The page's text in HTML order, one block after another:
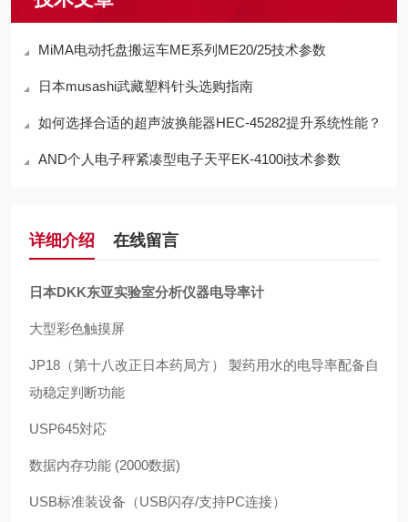
MiMA电动托盘搬运车ME系列ME20/25技术参数
日本musashi武藏塑料针头选购指南
如何选择合适的超声波换能器HEC-45282提升系统性能？
AND个人电子秤紧凑型电子天平EK-4100i技术参数
详细介绍 在线留言
日本DKK东亚实验室分析仪器电导率计
大型彩色触摸屏
JP18（第十八改正日本药局方） 製药用水的电导率配备自
动稳定判断功能
USP645対応
数据内存功能 (2000数据)
USB标准装设备（USB闪存/支持PC连接）